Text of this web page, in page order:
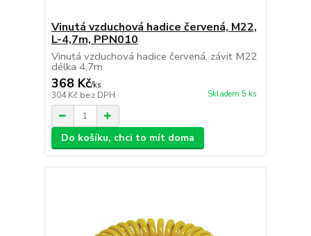
Vinutá vzduchová hadice červená, M22,
L-4,7m, PPN010
Vinutá vzduchová hadice červená, závit M22
délka 4,7m
368 Kč/ks
304 Kč bez DPH Skladem 5 ks
Do košíku, chci to mít doma